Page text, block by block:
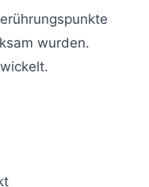
wurden.